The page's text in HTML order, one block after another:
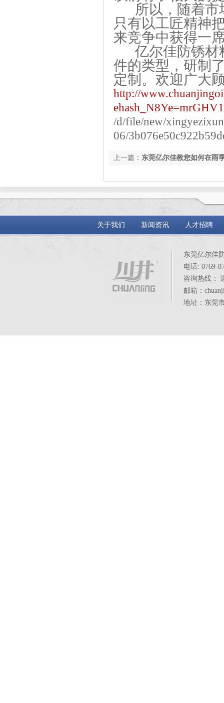
所以，随着
只有以工匠精神
来竞争中获得一
亿尔佳防锈材
件的类型，研制
定制。欢迎广大
http://
/d/file/new/
06/
上一篇： 东莞亿尔佳教您如何在雨
关于我们 新闻资讯 人才招聘
东莞亿尔佳
电话: 0769-
咨询热线：
邮箱：
地址：东莞